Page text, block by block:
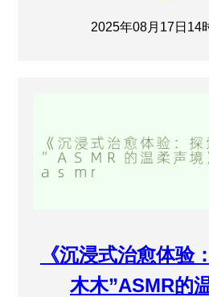
2025年08月17日14
《沉浸式治愈体验
木木”ASMR的